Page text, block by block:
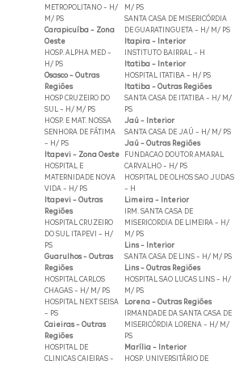
METROPOLITANO - H/
M/ PS
Carapicuíba - Zona
Oeste
HOSP. ALPHA MED -
H/ PS
Osasco - Outras
Regiões
HOSP CRUZEIRO DO
SUL - H/ M/ PS
HOSP. E MAT. NOSSA
SENHORA DE FÁTIMA
- H/ PS
Itapevi - Zona Oeste
HOSPITAL E
MATERNIDADE NOVA
VIDA - H/ PS
Itapevi - Outras
Regiões
HOSPITAL CRUZEIRO
DO SUL ITAPEVI - H/
PS
Guarulhos - Outras
Regiões
HOSPITAL CARLOS
CHAGAS - H/ M/ PS
HOSPITAL NEXT SEISA
- PS
Caieiras - Outras
Regiões
HOSPITAL DE
CLINICAS CAIEIRAS -
M/ PS
SANTA CASA DE MISERICÓRDIA
DE GUARATINGUETA - H/ M/ PS
Itapira - Interior
INSTITUTO BAIRRAL - H
Itatiba - Interior
HOSPITAL ITATIBA - H/ PS
Itatiba - Outras Regiões
SANTA CASA DE ITATIBA - H/ M/
PS
Jaú - Interior
SANTA CASA DE JAÚ - H/ M/ PS
Jaú - Outras Regiões
FUNDACAO DOUTOR AMARAL
CARVALHO - H/ PS
HOSPITAL DE OLHOS SAO JUDAS
- H
Limeira - Interior
IRM. SANTA CASA DE
MISERICORDIA DE LIMEIRA - H/
M/ PS
Lins - Interior
SANTA CASA DE LINS - H/ M/ PS
Lins - Outras Regiões
HOSPITAL SAO LUCAS LINS - H/
M/ PS
Lorena - Outras Regiões
IRMANDADE DA SANTA CASA DE
MISERICÓRDIA LORENA - H/ M/
PS
Marília - Interior
HOSP. UNIVERSITÁRIO DE